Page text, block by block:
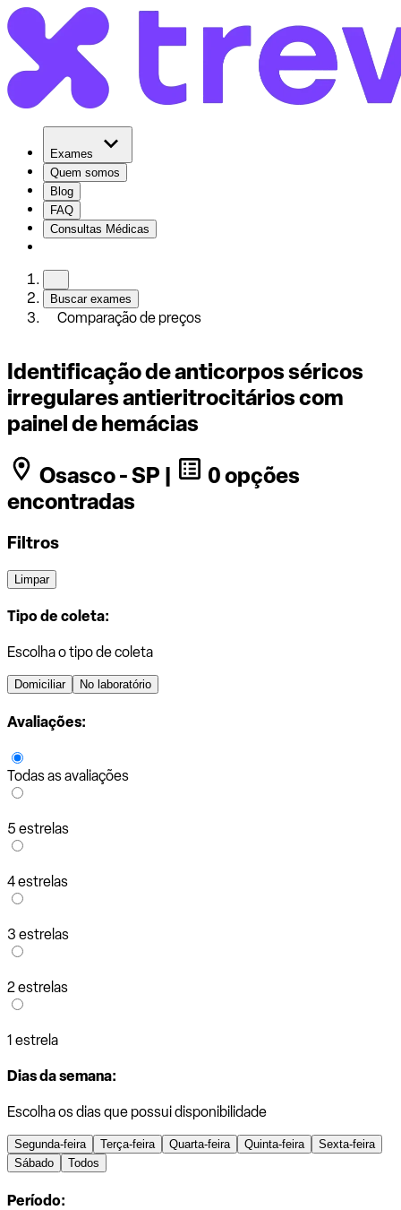
Exames
Quem somos
Blog
FAQ
Consultas Médicas
Buscar exames
Comparação de preços
Identificação de anticorpos séricos
irregulares antieritrocitários com
painel de hemácias
Osasco - SP |
0 opções
encontradas
Filtros
Limpar
Tipo de coleta:
Escolha o tipo de coleta
Domiciliar No laboratório
Avaliações:
Todas as avaliações
5 estrelas
4 estrelas
3 estrelas
2 estrelas
1 estrela
Dias da semana:
Escolha os dias que possui disponibilidade
Segunda-feira Terça-feira Quarta-feira Quinta-feira
Sexta-feira
Sábado
Todos
Período: